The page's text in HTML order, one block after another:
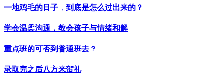
一地鸡毛的日子，到底是怎么过出来的？
学会温柔沟通，教会孩子与情绪和解
重点班的可否到普通班去？
录取完之后八方来贺礼